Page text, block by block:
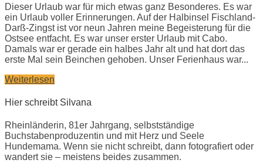
Dieser Urlaub war für mich etwas ganz Besonderes. Es war
ein Urlaub voller Erinnerungen. Auf der Halbinsel Fischland-
Darß-Zingst ist vor neun Jahren meine Begeisterung für die
Ostsee entfacht. Es war unser erster Urlaub mit Cabo.
Damals war er gerade ein halbes Jahr alt und hat dort das
erste Mal sein Beinchen gehoben. Unser Ferienhaus war...
Weiterlesen
Hier schreibt Silvana
Rheinländerin, 81er Jahrgang, selbstständige
Buchstabenproduzentin und mit Herz und Seele
Hundemama. Wenn sie nicht schreibt, dann fotografiert oder
wandert sie – meistens beides zusammen.